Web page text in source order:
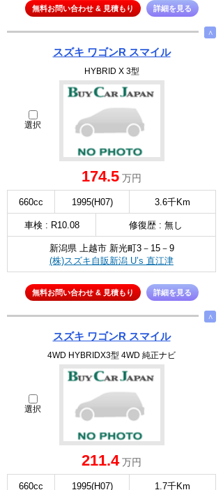
無料お問い合わせ & 見積もり 詳細を見る
∧
スズキ ワゴンR スマイル
HYBRID X 3型
選択
174.5 万円
660cc 1995(H07) 3.6千Km
車検 : R10.08 修復歴 : 無し
新潟県 上越市 新光町3－15－9
(株)スズキ自販新潟 U’s 直江津
無料お問い合わせ & 見積もり 詳細を見る
∧
スズキ ワゴンR スマイル
4WD HYBRIDX3型 4WD 純正ナビ
選択
211.4万円
660cc 1995(H07) 1.7千Km